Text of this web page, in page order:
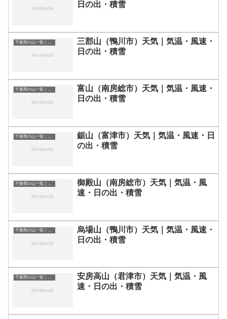
日の出・積雪
千葉県の山一覧｜標高順・標高の高い山ランキング
三郡山（鴨川市）天気｜気温・風速・
日の出・積雪
富山（南房総市）天気｜気温・風速・
日の出・積雪
鋸山（富津市）天気｜気温・風速・日
の出・積雪
御殿山（南房総市）天気｜気温・風
速・日の出・積雪
千葉県の山一覧｜標高順・標高の高い山ランキング
烏場山（鴨川市）天気｜気温・風速・
日の出・積雪
千葉県の山一覧｜標高順・標高の高い山ランキング
安房高山（君津市）天気｜気温・風
速・日の出・積雪